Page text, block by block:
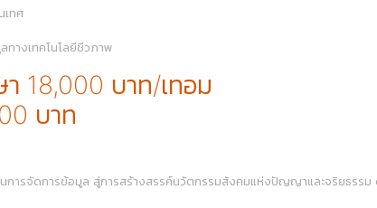
เทศ
ทางเทคโนโลยีชีวภาพ
18,000 บาท/เทอม
บาท
ารจัดการข้อมูล สู่การสร้างสรรค์นวัตกรรมสังคมแห่งปัญญาและจริยธรรม